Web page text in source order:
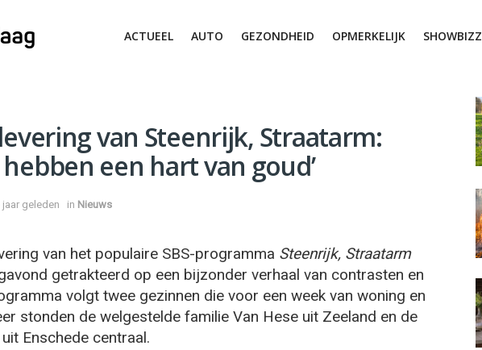
ACTUEEL AUTO GEZONDHEID OPMERKELIJK SHOWBIZZ
van Steenrijk, Straatarm:
een hart van goud’
jaar geleden in Nieuws
van het populaire SBS-programma Steenrijk, Straatarm
getrakteerd op een bijzonder verhaal van contrasten en
volgt twee gezinnen die voor een week van woning en
stonden de welgestelde familie Van Hese uit Zeeland en de
Enschede centraal.